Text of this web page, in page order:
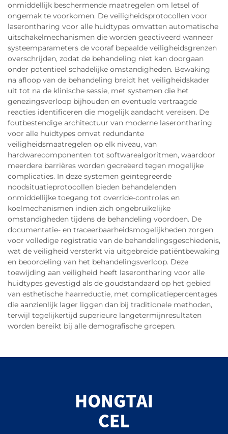
onmiddellijk beschermende maatregelen om letsel of
ongemak te voorkomen. De veiligheidsprotocollen voor
laserontharing voor alle huidtypes omvatten automatische
uitschakelmechanismen die worden geactiveerd wanneer
systeemparameters de vooraf bepaalde veiligheidsgrenzen
overschrijden, zodat de behandeling niet kan doorgaan
onder potentieel schadelijke omstandigheden. Bewaking
na afloop van de behandeling breidt het veiligheidskader
uit tot na de klinische sessie, met systemen die het
genezingsverloop bijhouden en eventuele vertraagde
reacties identificeren die mogelijk aandacht vereisen. De
foutbestendige architectuur van moderne laserontharing
voor alle huidtypes omvat redundante
veiligheidsmaatregelen op elk niveau, van
hardwarecomponenten tot softwarealgoritmen, waardoor
meerdere barrières worden gecreëerd tegen mogelijke
complicaties. In deze systemen geïntegreerde
noodsituatieprotocollen bieden behandelenden
onmiddellijke toegang tot override-controles en
koelmechanismen indien zich ongebruikelijke
omstandigheden tijdens de behandeling voordoen. De
documentatie- en traceerbaarheidsmogelijkheden zorgen
voor volledige registratie van de behandelingsgeschiedenis,
wat de veiligheid versterkt via uitgebreide patiëntbewaking
en beoordeling van het behandelingsverloop. Deze
toewijding aan veiligheid heeft laserontharing voor alle
huidtypes gevestigd als de goudstandaard op het gebied
van esthetische haarreductie, met complicatiepercentages
die aanzienlijk lager liggen dan bij traditionele methoden,
terwijl tegelijkertijd superieure langetermijnresultaten
worden bereikt bij alle demografische groepen.